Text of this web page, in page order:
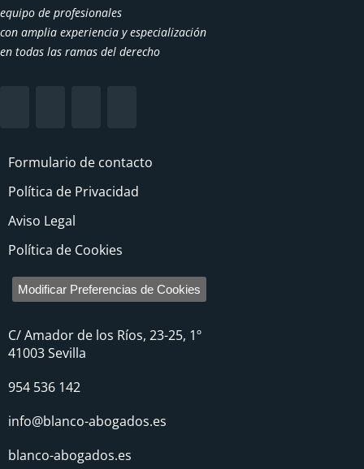
equipo de profesionales
con amplia experiencia y especialización
en todas las ramas del derecho
Formulario de contacto
Política de Privacidad
Aviso Legal
Política de Cookies
Modificar Preferencias de Cookies
C/ Amador de los Ríos, 23-25, 1º
41003 Sevilla
954 536 142
info@blanco-abogados.es
blanco-abogados.es